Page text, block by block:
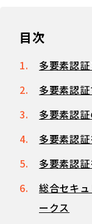
目次
多要素認
多要素認証
多要素認
多要素認
多要素認
総合セキ
ークス